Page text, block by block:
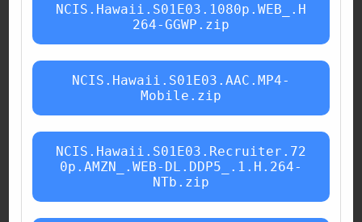
NCIS.Hawaii.S01E03.1080p.WEB_.H
264-GGWP.zip
NCIS.Hawaii.S01E03.AAC.MP4-
Mobile.zip
NCIS.Hawaii.S01E03.Recruiter.72
0p.AMZN_.WEB-DL.DDP5_.1.H.264-
NTb.zip